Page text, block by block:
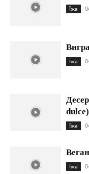
Їжа
Їжа
Їжа
Їжа